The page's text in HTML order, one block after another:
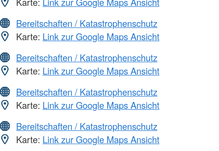
Bereitschaften / Katastrophenschutz
Karte: Link zur Google Maps Ansicht
Bereitschaften / Katastrophenschutz
Karte: Link zur Google Maps Ansicht
Bereitschaften / Katastrophenschutz
Karte: Link zur Google Maps Ansicht
Bereitschaften / Katastrophenschutz
Karte: Link zur Google Maps Ansicht